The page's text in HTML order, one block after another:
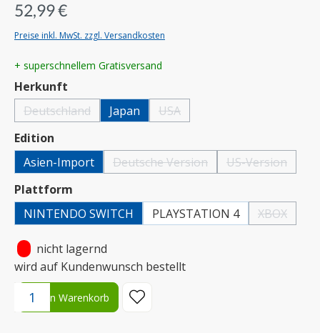
52,99 €
Preise inkl. MwSt. zzgl. Versandkosten
+ superschnellem Gratisversand
Herkunft
Deutschland(Diese Option ist zurzeit nicht verfügbar.)
Japan USA(Diese Option ist zurzeit nicht
Edition
Asien-Import
Deutsche Version(Diese Option ist zurzeit nicht
US-Version
(Diese Option
Plattform
NINTENDO SWITCH
PLAYSTATION 4 XBOX
(Diese
nicht lagernd
wird auf Kundenwunsch bestellt
Produkt Anzahl: Gib den gewünschten Wert ein oder benutze
In den Warenkorb